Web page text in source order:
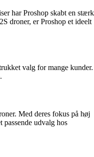
har Proshop skabt en stærk
droner, er Proshop et ideelt
valg for mange kunder.
Med deres fokus på høj
udvalg hos